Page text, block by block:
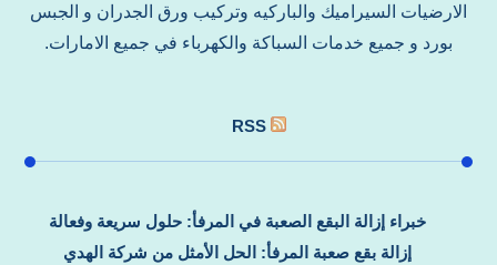
الارضيات السيراميك والباركيه وتركيب ورق الجدران و الجبس
بورد و جميع خدمات السباكة والكهرباء في جميع الامارات.
RSS
خبراء إزالة البقع الصعبة في المرفأ: حلول سريعة وفعالة
إزالة بقع صعبة المرفأ: الحل الأمثل من شركة الهدي